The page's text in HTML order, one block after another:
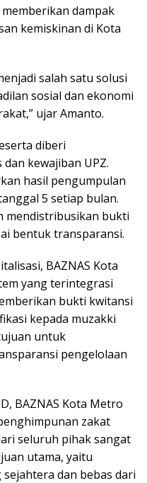
dampak
kemiskinan di Kota
salah satu solusi
sosial dan ekonomi
ujar Amanto.
diberi
kewajiban UPZ.
hasil pengumpulan
5 setiap bulan.
mendistribusikan bukti
bentuk transparansi.
BAZNAS Kota
yang terintegrasi
bukti kwitansi
kepada muzakki
untuk
pengelolaan
BAZNAS Kota Metro
zakat
seluruh pihak sangat
utama, yaitu
dan bebas dari